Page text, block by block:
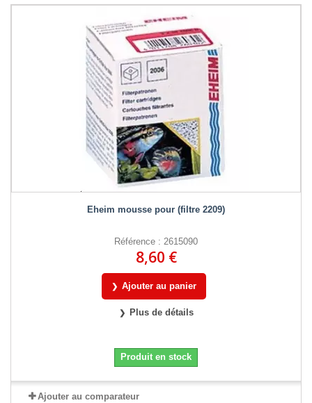
Eheim mousse pour (filtre 2209)
Référence : 2615090
8,60 €
Ajouter au panier
Plus de détails
Produit en stock
Ajouter au comparateur